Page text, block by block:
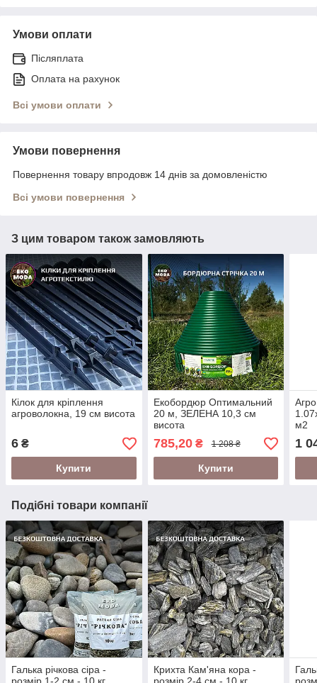
Умови оплати
Післяплата
Оплата на рахунок
Всі умови оплати
Умови повернення
Повернення товару впродовж 14 днів за домовленістю
Всі умови повернення
З цим товаром також замовляють
Кілок для кріплення
агроволокна, 19 см висота
6 ₴
Купити
Екобордюр Оптимальний
20 м, ЗЕЛЕНА 10,3 см
висота
785,20₴ 1 208 ₴
Купити
м2
1
Подібні товари компанії
Галька річкова сіра -
Крихта Кам'яна кора -